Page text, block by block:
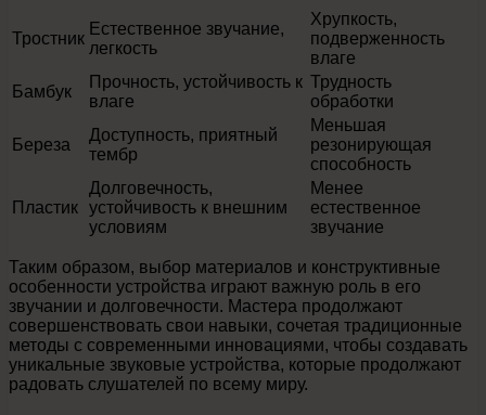
Тростник
Естественное звучание,
легкость
Хрупкость,
подверженность
влаге
Бамбук
Прочность, устойчивость к
влаге
Трудность
обработки
Береза
Доступность, приятный
тембр
Меньшая
резонирующая
способность
Пластик
Долговечность,
устойчивость к внешним
условиям
Менее
естественное
звучание
Таким образом, выбор материалов и конструктивные
особенности устройства играют важную роль в его
звучании и долговечности. Мастера продолжают
совершенствовать свои навыки, сочетая традиционные
методы с современными инновациями, чтобы создавать
уникальные звуковые устройства, которые продолжают
радовать слушателей по всему миру.